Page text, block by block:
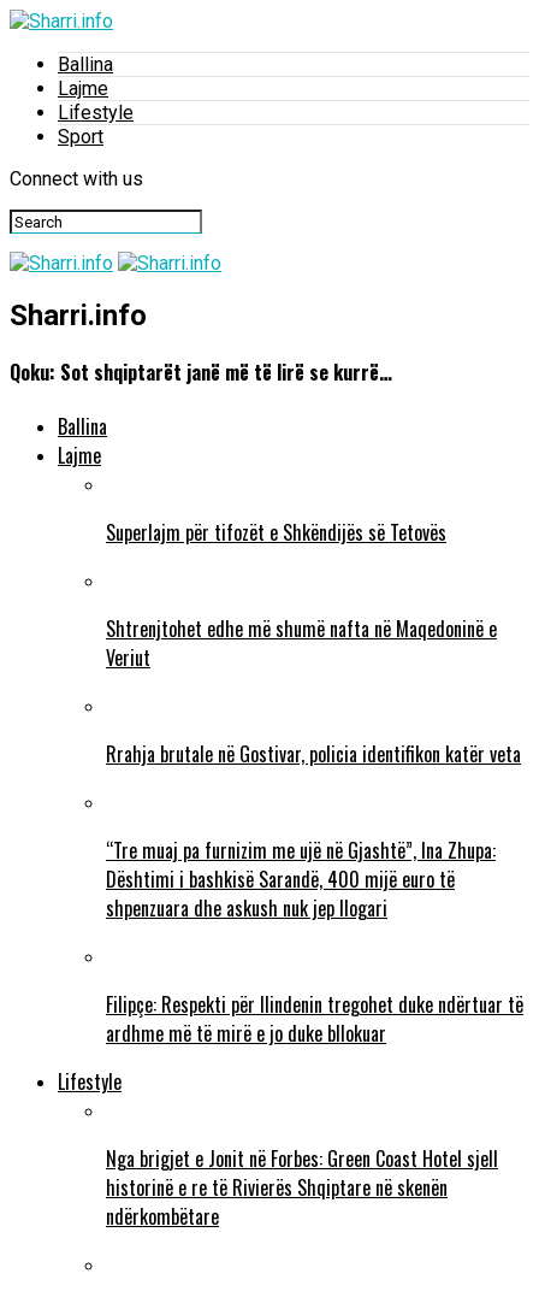
Ballina
Lajme
Lifestyle
Sport
Connect with us
Sharri.info
Qoku: Sot shqiptarët janë më të lirë se kurrë…
Ballina
Lajme
Superlajm për tifozët e Shkëndijës së Tetovës
Shtrenjtohet edhe më shumë nafta në Maqedoninë e
Veriut
Rrahja brutale në Gostivar, policia identifikon katër veta
“Tre muaj pa furnizim me ujë në Gjashtë”, Ina Zhupa:
Dështimi i bashkisë Sarandë, 400 mijë euro të
shpenzuara dhe askush nuk jep llogari
Filipçe: Respekti për Ilindenin tregohet duke ndërtuar të
ardhme më të mirë e jo duke bllokuar
Lifestyle
Nga brigjet e Jonit në Forbes: Green Coast Hotel sjell
historinë e re të Rivierës Shqiptare në skenën
ndërkombëtare